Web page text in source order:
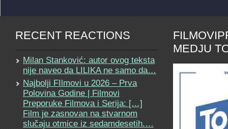
RECENT REACTIONS
Milan Stanković: autor ovog teksta
nije naveo da LILIKA ne samo da…
Najbolji FIlmovi u 2026 – Prva
Polovina Godine | Filmovi
Preporuke Filmova i Serija: […]
Film je zasnovan na stvarnom
slučaju otmice iz sedamdesetih.…
MEDJU